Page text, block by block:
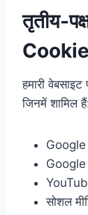
तृतीय-
हमारी
जिनमें शामिल
सोशल